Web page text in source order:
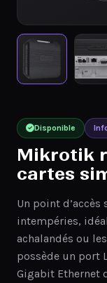
Disponible
Mikrotik
cartes
Un point
intempéries,
achalandés ou
possède un port
Gigabit Ethernet